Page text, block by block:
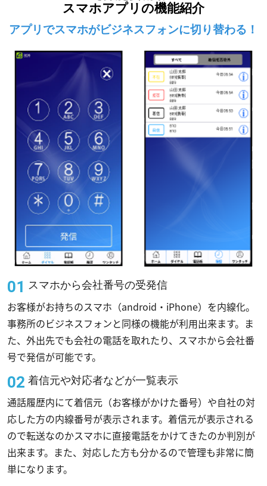
スマホアプリの機能紹介
アプリでスマホがビジネスフォンに切り替わる！
スマホから会社番号の受発信
お客様がお持ちのスマホ（android・iPhone）を内線化。
事務所のビジネスフォンと同様の機能が利用出来ます。ま
た、外出先でも会社の電話を取れたり、スマホから会社番
号で発信が可能です。
着信元や対応者などが一覧表示
通話履歴内にて着信元（お客様がかけた番号）や自社の対
応した方の内線番号が表示されます。着信元が表示される
ので転送なのかスマホに直接電話をかけてきたのか判別が
出来ます。また、対応した方も分かるので管理も非常に簡
単になります。